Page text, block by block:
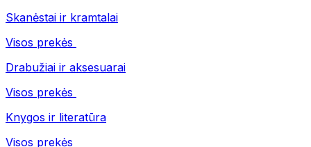
Skanėstai ir kramtalai
Visos prekės
Drabužiai ir aksesuarai
Visos prekės
Knygos ir literatūra
Visos prekės